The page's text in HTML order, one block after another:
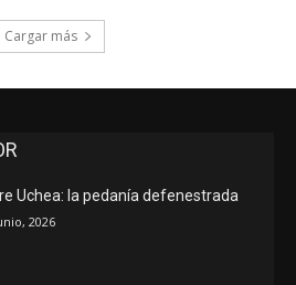
Cargar más
Uchea: la pedanía defenestrada
2026